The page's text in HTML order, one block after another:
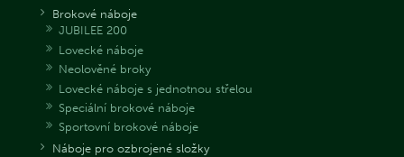
Brokové náboje
JUBILEE 200
Lovecké náboje
Neolověné broky
Lovecké náboje s jednotnou střelou
Speciální brokové náboje
Sportovní brokové náboje
Náboje pro ozbrojené složky